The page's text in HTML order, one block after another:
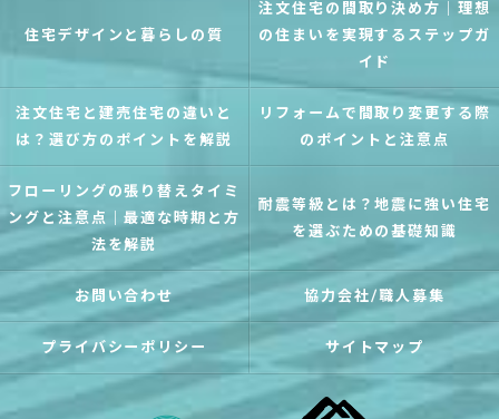
住宅デザインと暮らしの質
注文住宅の間取り決め方｜理想
の住まいを実現するステップガ
イド
注文住宅と建売住宅の違いと
は？選び方のポイントを解説
リフォームで間取り変更する際
のポイントと注意点
フローリングの張り替えタイミ
ングと注意点｜最適な時期と方
法を解説
耐震等級とは？地震に強い住宅
を選ぶための基礎知識
お問い合わせ 協力会社/職人募集
プライバシーポリシー サイトマップ